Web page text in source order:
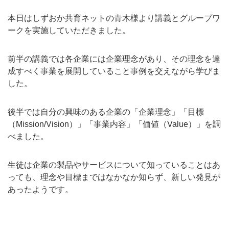
本日はしずおか共育ネットの青木様より講義とグループワ
ークを実施していただきました。
前半の講義では各企業には企業理念があり、その理念を達
成すべく事業を展開していること事例を交えながら学びま
した。
後半では自分の興味のある企業の「企業理念」「目標
（Mission/Vision）」「事業内容」「価値（Value）」を調
べました。
生徒は企業の製品やサービスについて知っていることはあ
っても、理念や目標まではなかなか知らず、新しい発見が
あったようです。